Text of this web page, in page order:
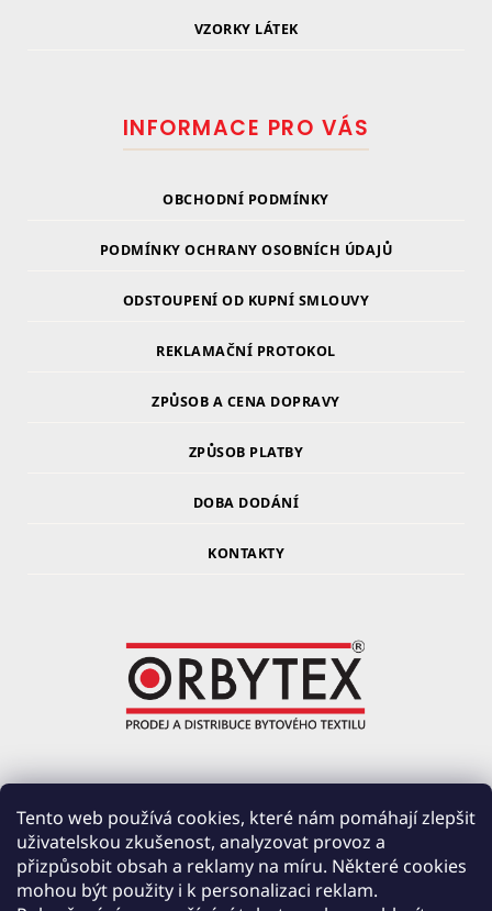
Tento web používá cookies, které nám pomáhají zlepšit
uživatelskou zkušenost, analyzovat provoz a
přizpůsobit obsah a reklamy na míru. Některé cookies
mohou být použity i k personalizaci reklam.
VZORKY LÁTEK
INFORMACE PRO VÁS
OBCHODNÍ PODMÍNKY
PODMÍNKY OCHRANY OSOBNÍCH ÚDAJŮ
ODSTOUPENÍ OD KUPNÍ SMLOUVY
REKLAMAČNÍ PROTOKOL
ZPŮSOB A CENA DOPRAVY
ZPŮSOB PLATBY
DOBA DODÁNÍ
KONTAKTY
PRŮMYSLOVÁ 220, ČERVENÉ ZÁHOŘÍ
391 37 CHOTOVINY
IČ: 28138252